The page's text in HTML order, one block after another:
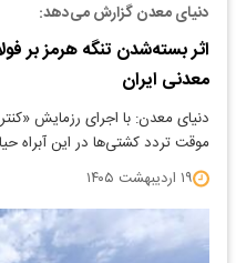
دنیای معدن گزارش می‌دهد:
اثر بسته‌شدن تنگه هرمز بر
معدنی ایران
دنیای معدن: با اجرای رزمایش
موقت تردد کشتی‌ها در این آبراه
۱۹ اردیبهشت ۱۴۰۵